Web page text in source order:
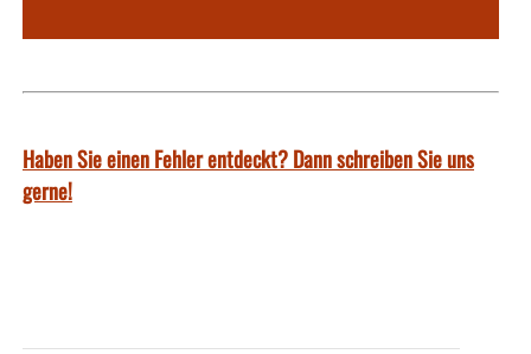
Haben Sie einen Fehler entdeckt? Dann schreiben Sie uns
gerne!